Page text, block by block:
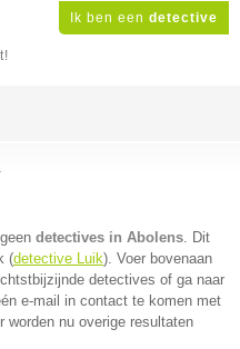
Ik ben een detective
detectives in Abolens. Dit
(detective Luik). Voer bovenaan
detectives of ga naar
e-mail in contact te komen met
worden nu overige resultaten